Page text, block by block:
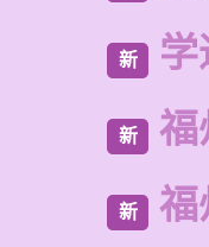
新
新 福
新 福